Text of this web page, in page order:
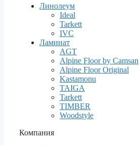
Линолеум
Ideal
Tarkett
IVC
Ламинат
AGT
Alpine Floor by Camsan
Alpine Floor Original
Kastamonu
TAIGA
Tarkett
TIMBER
Woodstyle
Компания